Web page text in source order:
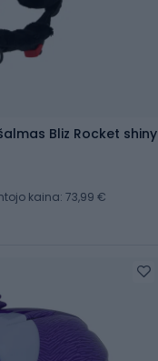
Bliz Rocket shiny
kaina: 73,99 €